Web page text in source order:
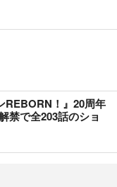
REBORN！』20周年
で全203話のショ